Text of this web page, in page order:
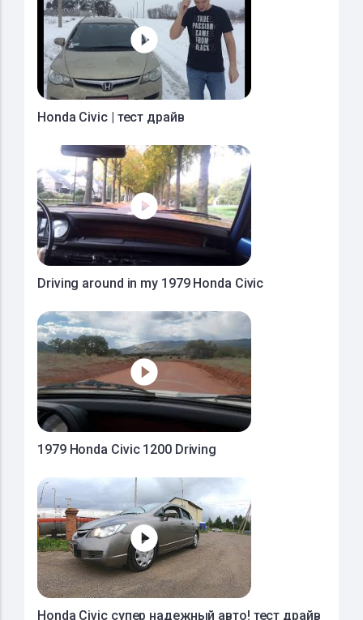
Honda Civic | тест драйв
Driving around in my 1979 Honda Civic
1979 Honda Civic 1200 Driving
Honda Civic супер надежный авто! тест драйв